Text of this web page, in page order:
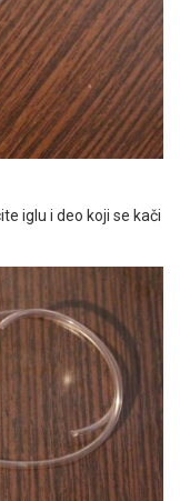
iglu i deo koji se kači